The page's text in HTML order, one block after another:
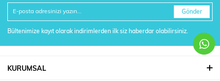
Gönder
Bültenimize kayıt olarak indirimlerden ilk siz haberdar olabilirsiniz.
KURUMSAL